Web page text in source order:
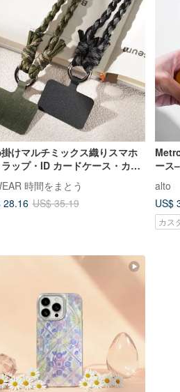
けマルチミックス織りスマホ
ップ・ID カードケース・カー
時間をまとう
28.16 US$ 35.19
ース
alto
US$
カス